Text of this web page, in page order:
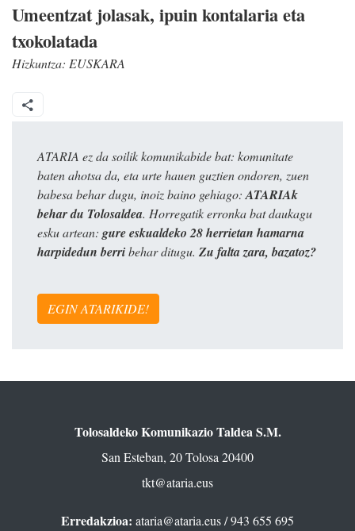
Umeentzat jolasak, ipuin kontalaria eta
txokolatada
Hizkuntza: EUSKARA
ATARIA ez da soilik komunikabide bat: komunitate
baten ahotsa da, eta urte hauen guztien ondoren, zuen
babesa behar dugu, inoiz baino gehiago: ATARIAk
behar du Tolosaldea. Horregatik erronka bat daukagu
esku artean: gure eskualdeko 28 herrietan hamarna
harpidedun berribehar ditugu. Zu falta zara, bazatoz?
EGIN ATARIKIDE!
Tolosaldeko Komunikazio Taldea S.M.
San Esteban, 20 Tolosa 20400
tkt@ataria.eus
Erredakzioa: ataria@ataria.eus/ 943 655 695